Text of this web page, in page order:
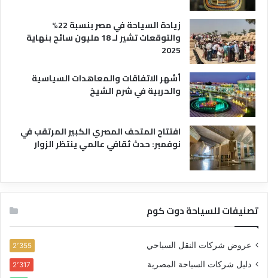
زيادة السياحة في مصر بنسبة 22%
والتوقعات تشير لـ 18 مليون سائح بنهاية
2025
أشهر الاتفاقات والمعاهدات السياسية
والحربية في شرم الشيخ
افتتاح المتحف المصري الكبير المرتقب في
نوفمبر: حدث ثقافي عالمي ينتظر الزوار
تصنيفات للسياحة دوت كوم
عروض شركات النقل السياحي 2٬355
دليل شركات السياحة المصرية 2٬317